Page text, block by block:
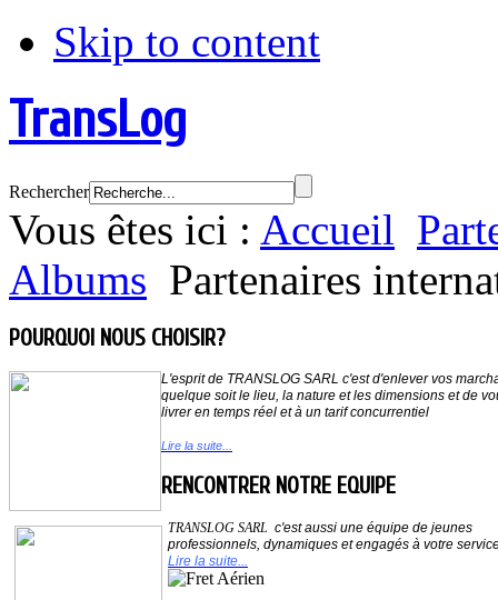
Skip to content
TransLog
Rechercher
Vous êtes ici : Accueil
Albums Partenaires
POURQUOI NOUS CHOISIR?
L'esprit de TRANSLOG SARL c'est d'enlever vos
quelque soit le lieu, la nature et les dimensions et de
livrer en temps réel et à un tarif concurrentiel
Lire la suite...
RENCONTRER NOTRE EQUIPE
TRANSLOG SARL c'est aussi une équipe de jeunes
professionnels, dynamiques et engagés à votre
Lire la suite...